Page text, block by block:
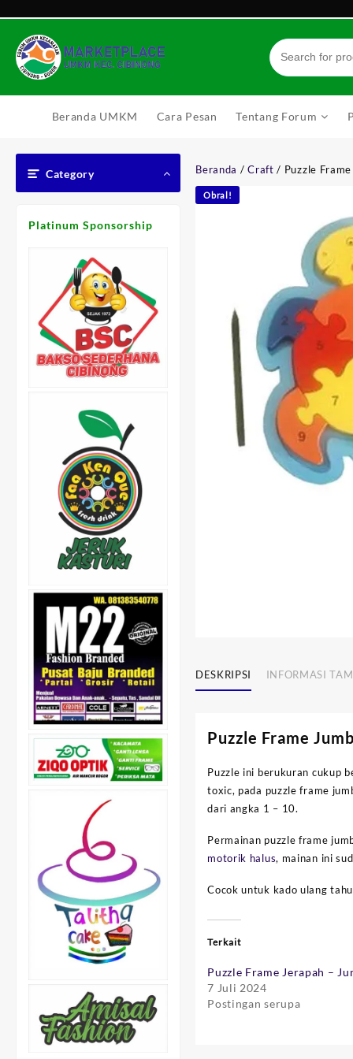
content
Beranda UMKM Cara Pesan Tentang Forum
Category
Platinum Sponsorship
Beranda /Craft / Puzzle
Obral!
DESKRIPSI INFORMASI
Puzzle Frame
Puzzle ini berukuran cukup
toxic, pada puzzle frame
dari angka 1 – 10.
Permainan puzzle frame
motorik halus, mainan ini
Cocok untuk kado ulang
Terkait
Puzzle Frame Jerapah –
7 Juli 2024
Postingan serupa